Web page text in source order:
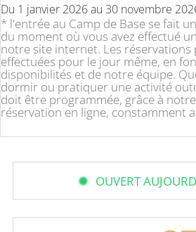
Du 1 janvier 2026au 30 novembre
* l'entrée au Camp de Base se fait
du moment où vous avez effectué
notre site internet. Les réservations
effectuées pour le jour même, en
disponibilités et de notre équipe.
dormir ou pratiquer une activité
doit être programmée, grâce à
réservation en ligne, constamment
OUVERT